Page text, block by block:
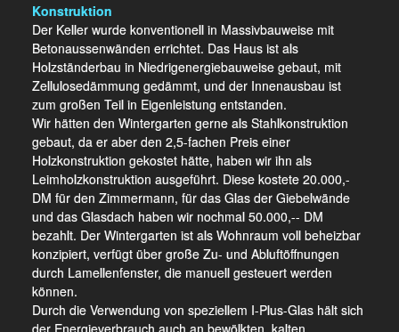
Konstruktion
Der Keller wurde konventionell in Massivbauweise mit
Betonaussenwänden errichtet. Das Haus ist als
Holzständerbau in Niedrigenergiebauweise gebaut, mit
Zellulosedämmung gedämmt, und der Innenausbau ist
zum großen Teil in Eigenleistung entstanden.
Wir hätten den Wintergarten gerne als Stahlkonstruktion
gebaut, da er aber den 2,5-fachen Preis einer
Holzkonstruktion gekostet hätte, haben wir ihn als
Leimholzkonstruktion ausgeführt. Diese kostete 20.000,-
DM für den Zimmermann, für das Glas der Giebelwände
und das Glasdach haben wir nochmal 50.000,-- DM
bezahlt. Der Wintergarten ist als Wohnraum voll beheizbar
konzipiert, verfügt über große Zu- und Abluftöffnungen
durch Lamellenfenster, die manuell gesteuert werden
können.
Durch die Verwendung von speziellem I-Plus-Glas hält sich
der Energieverbrauch auch an bewölkten, kalten